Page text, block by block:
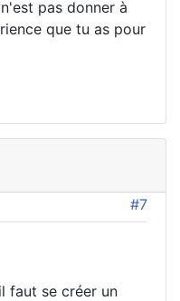
pas donner à
que tu as pour
#7
faut se créer un